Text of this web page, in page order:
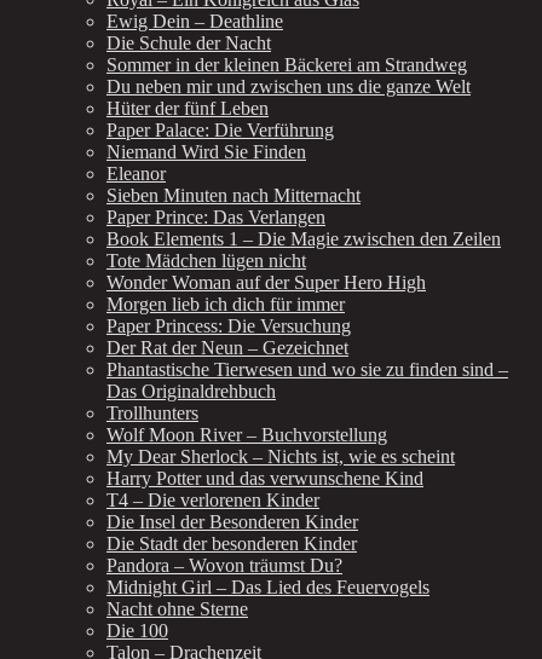
Ewig Dein – Deathline
Die Schule der Nacht
Sommer in der kleinen Bäckerei am Strandweg
Du neben mir und zwischen uns die ganze Welt
Hüter der fünf Leben
Paper Palace: Die Verführung
Niemand Wird Sie Finden
Eleanor
Sieben Minuten nach Mitternacht
Paper Prince: Das Verlangen
Book Elements 1 – Die Magie zwischen den Zeilen
Tote Mädchen lügen nicht
Wonder Woman auf der Super Hero High
Morgen lieb ich dich für immer
Paper Princess: Die Versuchung
Der Rat der Neun – Gezeichnet
Phantastische Tierwesen und wo sie zu finden sind –
Das Originaldrehbuch
Trollhunters
Wolf Moon River – Buchvorstellung
My Dear Sherlock – Nichts ist, wie es scheint
Harry Potter und das verwunschene Kind
T4 – Die verlorenen Kinder
Die Insel der Besonderen Kinder
Die Stadt der besonderen Kinder
Pandora – Wovon träumst Du?
Midnight Girl – Das Lied des Feuervogels
Nacht ohne Sterne
Die 100
Talon – Drachenzeit